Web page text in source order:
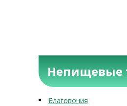
Непищевые
Благовония